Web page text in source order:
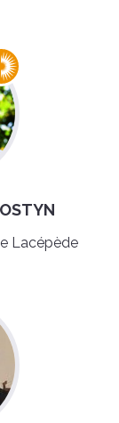
Lacépède